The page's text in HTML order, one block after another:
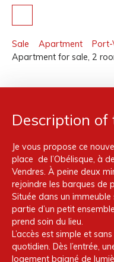
Sale Apartment
Port-
Apartment for sale, 2
Description
Je vous propose ce
place de l’Obélisque, à
Vendres. À peine deux
rejoindre les barques de
Située dans un
partie d’un petit
prend soin du lieu.
L’accès est simple et
quotidien. Dès l’entrée,
logement baigné de